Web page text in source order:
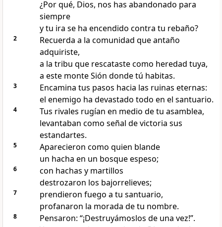
¿Por qué, Dios, nos has abandonado para
siempre
y tu ira se ha encendido contra tu rebaño?
2
Recuerda a la comunidad que antaño
adquiriste,
a la tribu que rescataste como heredad tuya,
a este monte Sión donde tú habitas.
3
Encamina tus pasos hacia las ruinas eternas:
el enemigo ha devastado todo en el santuario.
4
Tus rivales rugían en medio de tu asamblea,
levantaban como señal de victoria sus
estandartes.
5
Aparecieron como quien blande
un hacha en un bosque espeso;
6
con hachas y martillos
destrozaron los bajorrelieves;
7
prendieron fuego a tu santuario,
profanaron la morada de tu nombre.
8
Pensaron: “¡Destruyámoslos de una vez!”.